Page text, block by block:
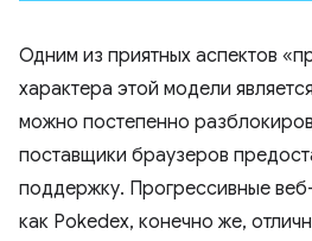
Одним из приятных аспектов
характера этой модели
можно постепенно
поставщики браузеров
поддержку. Прогрессивные
как Pokedex, конечно же,